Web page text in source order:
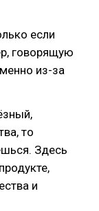
если
говорящую
из-за
то
Здесь
и